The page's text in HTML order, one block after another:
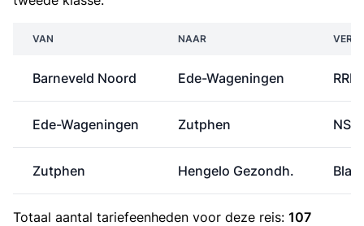
VAN NAAR
Barneveld Noord Ede-Wageningen
Ede-Wageningen Zutphen NS
Zutphen Hengelo Gezondh.
Totaal aantal tariefeenheden voor deze reis: 107